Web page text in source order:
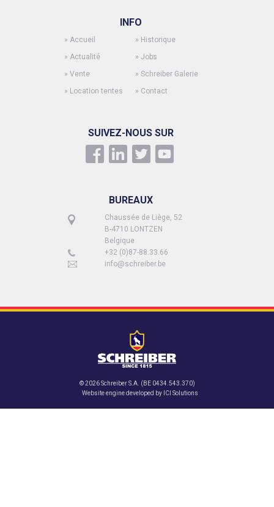
INFO
» Accueil
» Actualité
» Vente
» Location tentes
» Historique
» Jobs
» Schreiber Galerie
» Contact
SUIVEZ-NOUS SUR
BUREAUX
Chaussée de Liège, 52
B-4710 LONTZEN
Belgique
+32 (0)87-88.33.66
info@schreiber.be
© 2026 Schreiber S.A. (BE 0434.543.370)
Website engine developed by ICI Solutions